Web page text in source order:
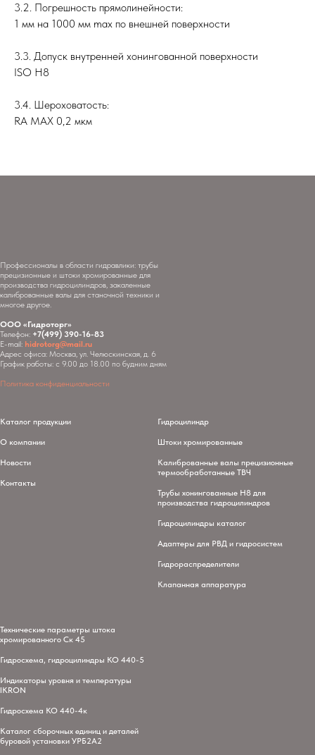
3.2. Погрешность прямолинейности:
1 мм на 1000 мм max по внешней поверхности
3.3. Допуск внутренней хонингованной поверхности
ISO H8
3.4. Шероховатость:
RA MAX 0,2 мкм
Профессионалы в области гидравлики: трубы
прецизионные и штоки хромированные для
производства гидроцилиндров, закаленные
калиброванные валы для станочной техники и
многое другое.
E-mail:hidrotorg@mail.ru
Адрес офиса: Москва, ул. Челюскинская, д. 6
График работы: с 9.00 до 18.00 по будним дням
Политика конфиденциальности
Гидроцилиндр
термообработанные ТВЧ
Трубы хонингованные H8 для
хромированного Ск 45
Гидросхема, гидроцилиндры КО 440-5